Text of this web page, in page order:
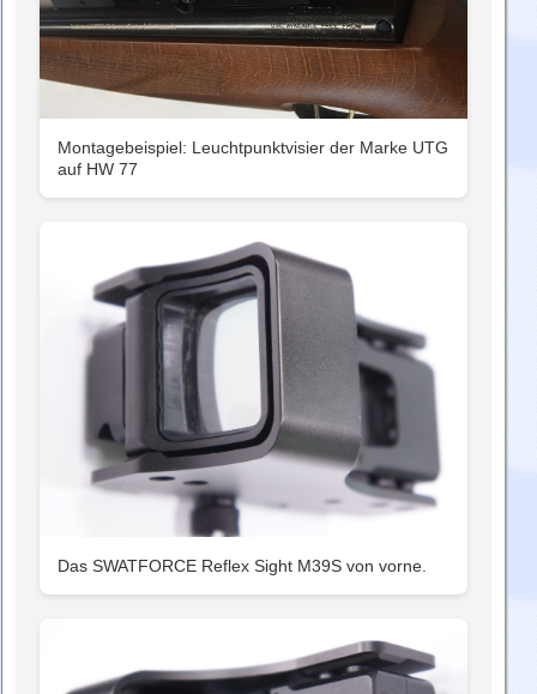
Montagebeispiel: Leuchtpunktvisier der Marke UTG
auf HW 77
Das SWATFORCE Reflex Sight M39S von vorne.